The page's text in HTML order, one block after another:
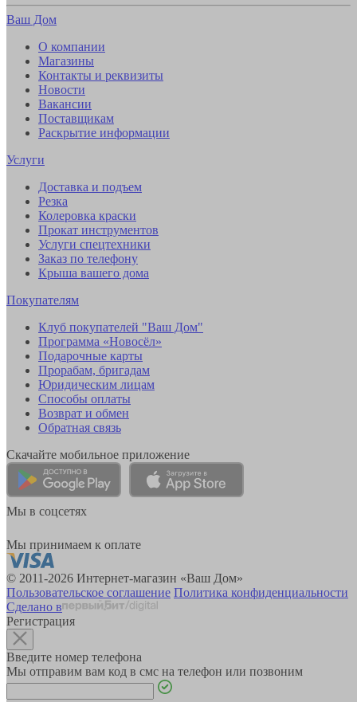
Ваш Дом
О компании
Магазины
Контакты и реквизиты
Новости
Вакансии
Поставщикам
Раскрытие информации
Услуги
Доставка и подъем
Резка
Колеровка краски
Прокат инструментов
Услуги спецтехники
Заказ по телефону
Крыша вашего дома
Покупателям
Клуб покупателей "Ваш Дом"
Программа «Новосёл»
Подарочные карты
Прорабам, бригадам
Юридическим лицам
Способы оплаты
Возврат и обмен
Обратная связь
Скачайте мобильное приложение
Мы в соцсетях
Мы принимаем к оплате
© 2011-2026 Интернет-магазин «Ваш Дом»
Пользовательское соглашение Политика конфиденциальности
Сделано в
Регистрация
Введите номер телефона
Мы отправим вам код в смс на телефон или позвоним